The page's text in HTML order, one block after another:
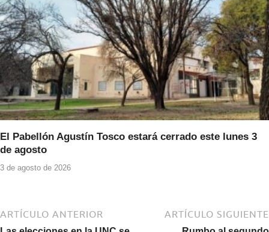
El Pabellón Agustín Tosco estará cerrado este lunes 3
de agosto
3 de agosto de 2026
ARTÍCULO ANTERIOR ARTÍCULO SIGUIENTE